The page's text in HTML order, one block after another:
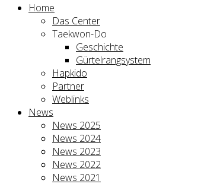
Home
Das Center
Taekwon-Do
Geschichte
Gürtelrangsystem
Hapkido
Partner
Weblinks
News
News 2025
News 2024
News 2023
News 2022
News 2021